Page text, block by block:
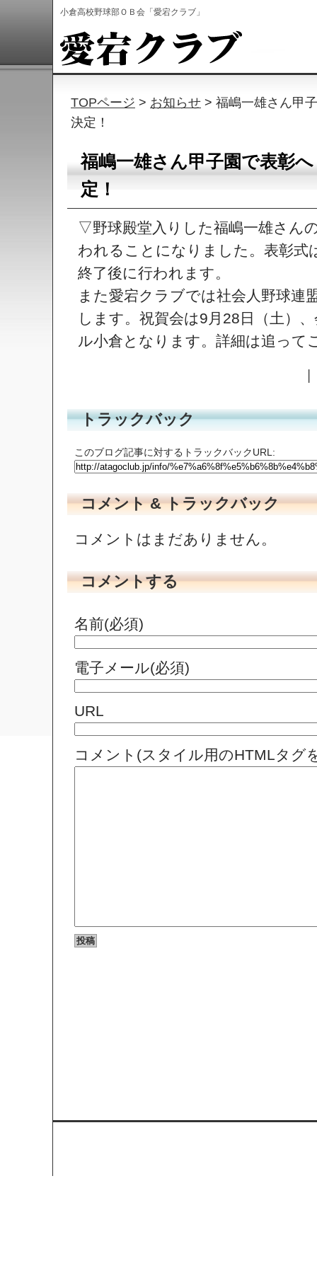
小倉高校野球部ＯＢ会「愛宕クラブ」
TOPページ > お知らせ > 福嶋一雄さん甲
決定！
福嶋一雄さん甲子園で表彰
定！
▽野球殿堂入りした福嶋一雄さん
われることになりました。表彰式
終了後に行われます。
また愛宕クラブでは社会人野球連
します。祝賀会は9月28日（土）
ル小倉となります。詳細は追って
トラックバック
このブログ記事に対するトラックバックURL:
コメント & トラックバック
コメントはまだありません。
コメントする
名前(必須)
電子メール(必須)
URL
コメント(スタイル用のHTMLタグ